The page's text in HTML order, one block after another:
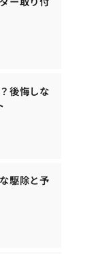
後悔しな
駆除と予